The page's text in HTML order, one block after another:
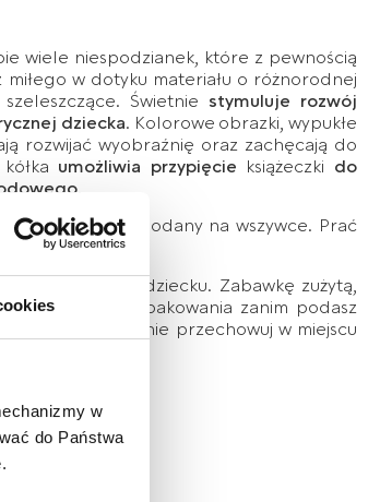
w
do Państwa
wiele niespodzianek, które z pewnością
w dotyku materiału o różnorodnej
Świetnie stymuluje rozwój
dziecka. Kolorowe obrazki, wypukłe
rozwijać wyobraźnię oraz zachęcają do
umożliwia przypięcie książeczki do
sposób prania podany na wszywce. Prać
podaniem dziecku. Zabawkę zużytą,
elementy opakowania zanim podasz
opakowanie przechowuj w miejscu